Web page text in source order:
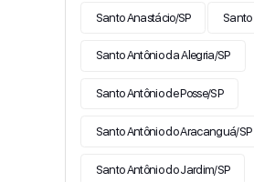
Santo Anastácio/SP Santo
Santo Antônio da Alegria/SP
Santo Antônio de Posse/SP
Santo Antônio do Aracanguá/SP
Santo Antônio do Jardim/SP